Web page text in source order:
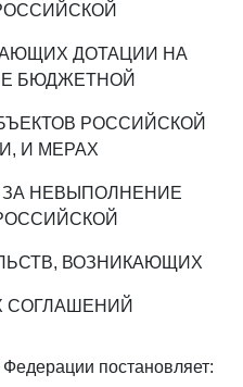
ДОТАЦИИ НА
БЮДЖЕТНОЙ
РОССИЙСКОЙ
И МЕРАХ
НЕВЫПОЛНЕНИЕ
ВОЗНИКАЮЩИХ
СОГЛАШЕНИЙ
постановляет: